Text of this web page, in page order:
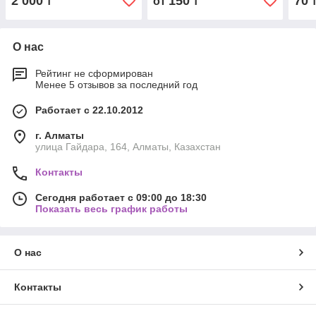
О нас
Рейтинг не сформирован
Менее 5 отзывов за последний год
Работает с 22.10.2012
г. Алматы
улица Гайдара, 164, Алматы, Казахстан
Контакты
Сегодня работает с 09:00 до 18:30
Показать весь график работы
О нас
Контакты